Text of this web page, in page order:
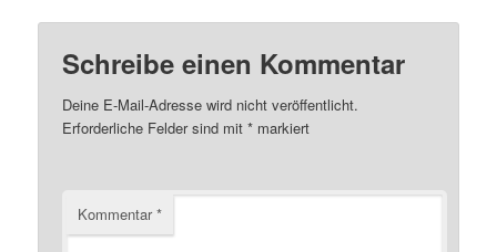
Schreibe einen Kommentar
Deine E-Mail-Adresse wird nicht veröffentlicht.
Erforderliche Felder sind mit* markiert
Kommentar*